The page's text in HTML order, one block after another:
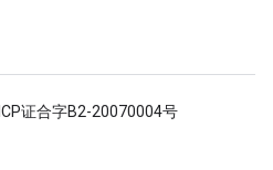
ICP证合字B2-20070004号